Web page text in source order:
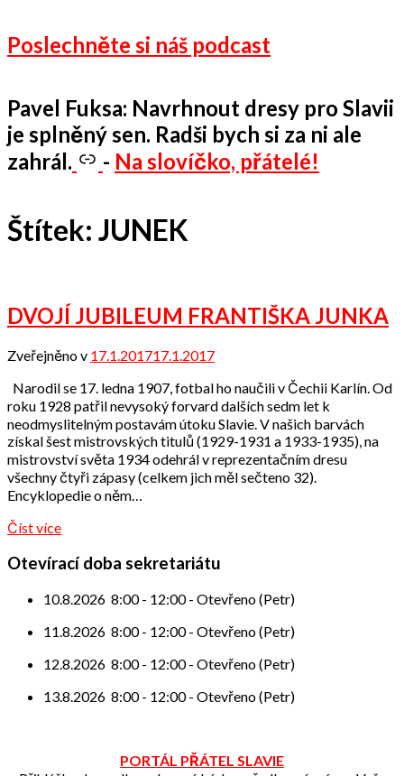
Poslechněte si náš podcast
Pavel Fuksa: Navrhnout dresy pro Slavii
je splněný sen. Radši bych si za ni ale
zahrál.
- Na slovíčko, přátelé!
Štítek: JUNEK
DVOJÍ JUBILEUM FRANTIŠKA JUNKA
Zveřejněno v 17.1.201717.1.2017
přátel
Narodil se 17. ledna 1907, fotbal ho naučili v Čechii Karlín. Od
roku 1928 patřil nevysoký forvard dalších sedm let k
neodmyslitelným postavám útoku Slavie. V našich barvách
získal šest mistrovských titulů (1929-1931 a 1933-1935), na
mistrovství světa 1934 odehrál v reprezentačním dresu
všechny čtyři zápasy (celkem jich měl sečteno 32).
Encyklopedie o něm…
Číst více
Otevírací doba sekretariátu
10.8.2026 8:00- 12:00- Otevřeno (Petr)
11.8.2026 8:00- 12:00- Otevřeno (Petr)
12.8.2026 8:00- 12:00- Otevřeno (Petr)
13.8.2026 8:00- 12:00- Otevřeno (Petr)
PORTÁL PŘÁTEL SLAVIE